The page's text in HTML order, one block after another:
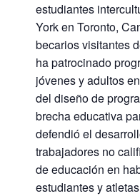
estudiantes
York en Toronto,
becarios visitantes
ha patrocinado
jóvenes y adultos
del diseño de
brecha educativa
defendió el
trabajadores no
de educación en
estudiantes y